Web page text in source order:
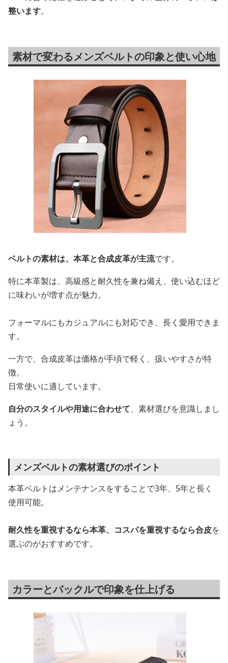
整います。
素材で変わるメンズベルトの印象と使い心地
ベルトの素材は、本革と合成皮革が主流です。
特に本革製は、高級感と耐久性を兼ね備え、使い込むほど
に味わいが増す点が魅力。
フォーマルにもカジュアルにも対応でき、長く愛用できま
す。
一方で、合成皮革は価格が手頃で軽く、扱いやすさが特
徴。
日常使いに適しています。
自分のスタイルや用途に合わせて、素材選びを意識しまし
ょう。
メンズベルトの素材選びのポイント
本革ベルトはメンテナンスをすることで3年、5年と長く
使用可能。
耐久性を重視するなら本革、コスパを重視するなら合皮を
選ぶのがおすすめです。
カラーとバックルで印象を仕上げる